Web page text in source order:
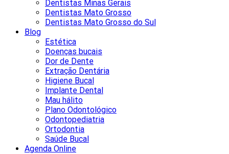
Dentistas Minas Gerais
Dentistas Mato Grosso
Dentistas Mato Grosso do Sul
Blog
Estética
Doenças bucais
Dor de Dente
Extração Dentária
Higiene Bucal
Implante Dental
Mau hálito
Plano Odontológico
Odontopediatria
Ortodontia
Saúde Bucal
Agenda Online